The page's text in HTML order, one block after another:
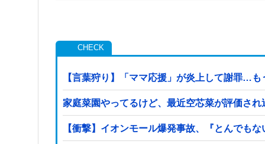
【言葉狩り】「ママ応援」が炎上して謝罪…も
家庭菜園やってるけど、最近空芯菜が評価さ
【衝撃】イオンモール爆発事故、『とんでも